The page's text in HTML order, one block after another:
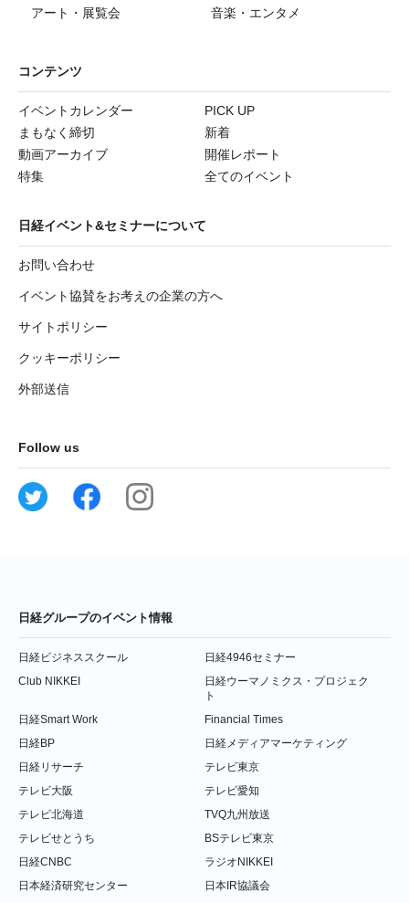
アート・展覧会
音楽・エンタメ
コンテンツ
イベントカレンダー
PICK UP
まもなく締切
新着
動画アーカイブ
開催レポート
特集
全てのイベント
日経イベント&セミナーについて
お問い合わせ
イベント協賛をお考えの企業の方へ
サイトポリシー
クッキーポリシー
外部送信
Follow us
日経グループのイベント情報
日経ビジネススクール
日経4946セミナー
Club NIKKEI
日経ウーマノミクス・プロジェク
ト
日経Smart Work
Financial Times
日経BP
日経メディアマーケティング
日経リサーチ
テレビ東京
テレビ大阪
テレビ愛知
テレビ北海道
TVQ九州放送
テレビせとうち
BSテレビ東京
日経CNBC
ラジオNIKKEI
日本経済研究センター
日本IR協議会